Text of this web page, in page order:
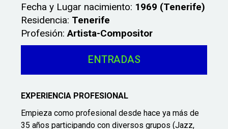
Fecha y Lugar nacimiento: 1969 (Tenerife)
Residencia: Tenerife
Profesión:Artista-Compositor
ENTRADAS
EXPERIENCIA PROFESIONAL
Empieza como profesional desde hace ya más de
35 años participando con diversos grupos (Jazz,